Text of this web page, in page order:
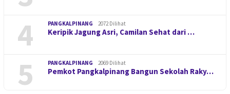
4 PANGKALPINANG 2072 Dilihat
Keripik Jagung Asri, Camilan Sehat dari …
5 PANGKALPINANG 2069 Dilihat
Pemkot Pangkalpinang Bangun Sekolah Raky…